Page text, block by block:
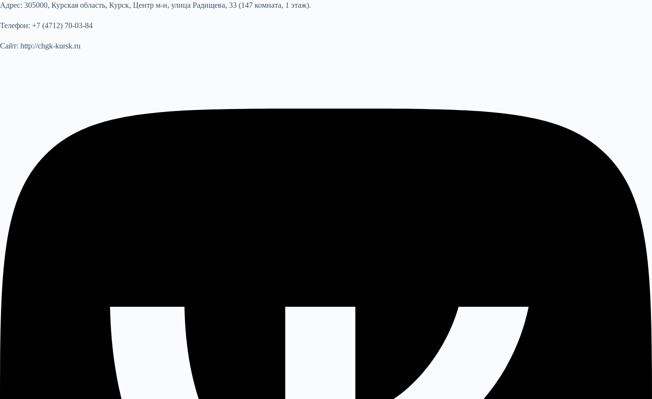
Адрес: 305000, Курская область, Курск, Центр м-н, улица Радищева, 33 (147 комната, 1 этаж).
Телефон: +7 (4712) 70-03-84
Сайт: http://chgk-kursk.ru